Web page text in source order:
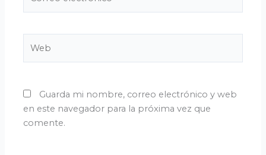
Guarda mi nombre, correo electrónico y web
en este navegador para la próxima vez que
comente.